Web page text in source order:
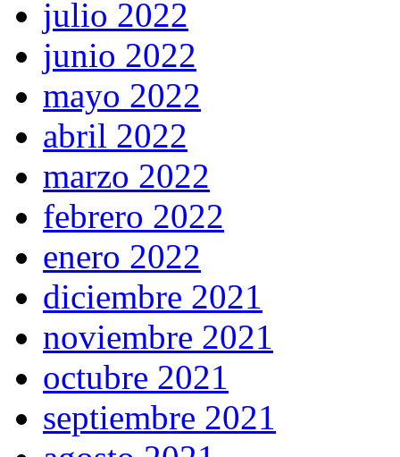
julio 2022
junio 2022
mayo 2022
abril 2022
marzo 2022
febrero 2022
enero 2022
diciembre 2021
noviembre 2021
octubre 2021
septiembre 2021